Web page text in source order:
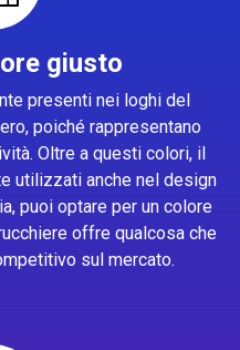
giusto
presenti nei loghi del
poiché rappresentano
Oltre a questi colori, il
utilizzati anche nel design
puoi optare per un colore
offre qualcosa che
sul mercato.